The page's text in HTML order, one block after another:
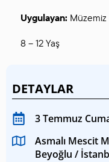
Uygulayan: Müzemiz
8 – 12 Yaş
DETAYLAR
3 Temmuz
Asmalı Mescit
Beyoğlu /